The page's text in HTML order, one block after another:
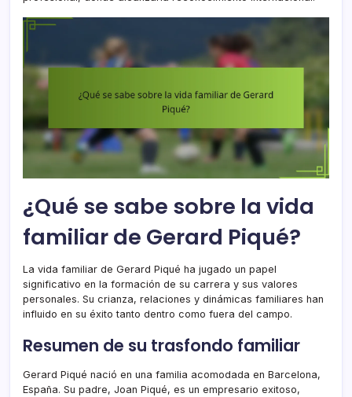
¿Qué se sabe sobre la vida
familiar de Gerard Piqué?
La vida familiar de Gerard Piqué ha jugado un papel
significativo en la formación de su carrera y sus valores
personales. Su crianza, relaciones y dinámicas familiares han
influido en su éxito tanto dentro como fuera del campo.
Resumen de su trasfondo familiar
Gerard Piqué nació en una familia acomodada en Barcelona,
España. Su padre, Joan Piqué, es un empresario exitoso,